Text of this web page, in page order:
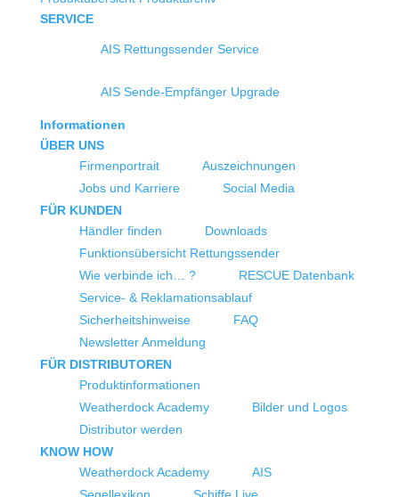
SERVICE
AIS Rettungssender Service
AIS Sende-Empfänger Upgrade
Informationen
ÜBER UNS
Firmenportrait
Auszeichnungen
Jobs und Karriere
Social Media
FÜR KUNDEN
Händler finden
Downloads
Funktionsübersicht Rettungssender
Wie verbinde ich… ?
RESCUE Datenbank
Service- & Reklamationsablauf
Sicherheitshinweise
FAQ
Newsletter Anmeldung
FÜR DISTRIBUTOREN
Produktinformationen
Weatherdock Academy
Bilder und Logos
Distributor werden
KNOW HOW
Weatherdock Academy
AIS
Segellexikon
Schiffe Live